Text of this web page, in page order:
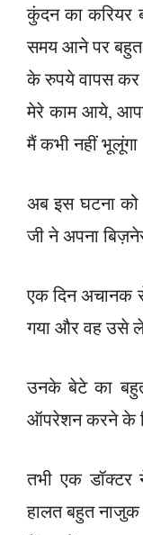
कुंदन का करियर
समय आने पर
के रुपये वापस
मेरे काम आये,
मैं कभी नहीं
अब इस घटना
जी ने अपना
एक दिन अचानक
गया और वह उसे
उनके बेटे का
ऑपरेशन करने के
तभी एक
हालत बहुत